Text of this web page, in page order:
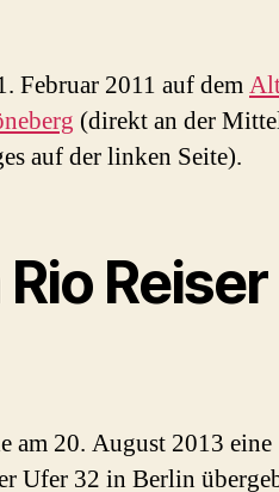
Februar 2011 auf dem
(direkt an der
auf der linken Seite).
am 20. August 2013 eine
Ufer 32 in Berlin